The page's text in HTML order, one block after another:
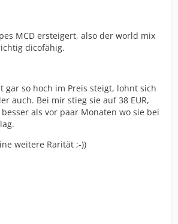
MCD ersteigert, also der world mix
dicofähig.
gar so hoch im Preis steigt, lohnt sich
auch. Bei mir stieg sie auf 38 EUR,
als vor paar Monaten wo sie bei
weitere Rarität ;-))